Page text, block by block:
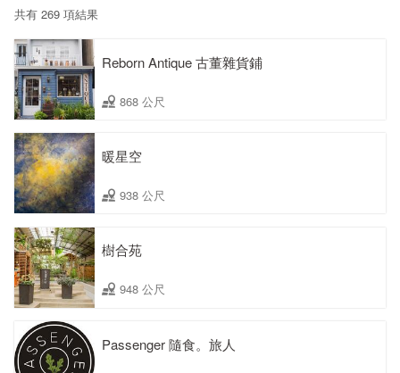
共有 269 項結果
Reborn Antique 古董雜貨鋪
868 公尺
暖星空
938 公尺
樹合苑
948 公尺
Passenger 隨食。旅人